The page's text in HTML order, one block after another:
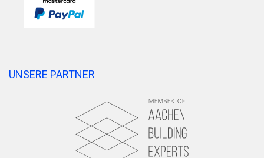
UNSERE PARTNER